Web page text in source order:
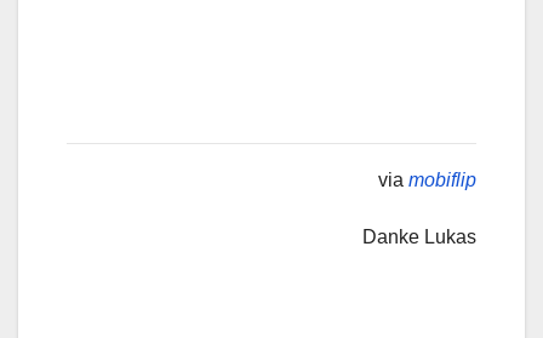
via mobiflip
Danke Lukas